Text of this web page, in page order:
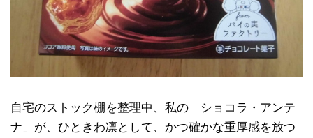
自宅のストック棚を整理中、私の「ショコラ・アンテ
ナ」が、ひときわ凛として、かつ確かな重厚感を放つ